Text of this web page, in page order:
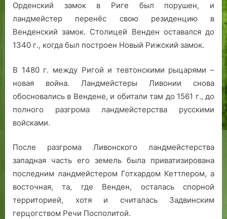
Орденский замок в Риге был порушен, и
ландмейстер перенёс свою резиденцию в
Венденский замок. Столицей Венден оставался до
1340 г., когда был построен Новый Рижский замок.
В 1480 г. между Ригой и тевтонскими рыцарями –
новая война. Ландмейстеры Ливонии снова
обосновались в Вендене, и обитали там до 1561 г., до
полного разгрома ландмейстерства русскими
войсками.
После разгрома Ливонского ландмейстерства
западная часть его земель была приватизирована
последним ландмейстером Готхардом Кеттлером, а
восточная, та, где Венден, осталась спорной
территорией, хотя и считалась Задвинским
герцогством Речи Посполитой.